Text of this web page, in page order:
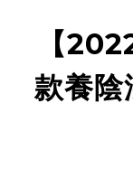
【
款養陰